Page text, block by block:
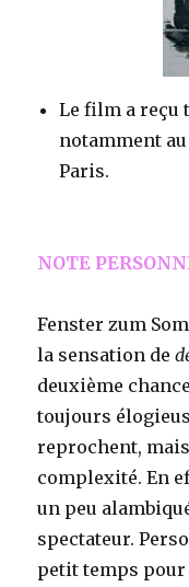
Le film a reçu
notamment
Paris.
NOTE
Fenster zum
la sensation de
deuxième
toujours
reprochent,
complexité. En
un peu
spectateur.
petit temps